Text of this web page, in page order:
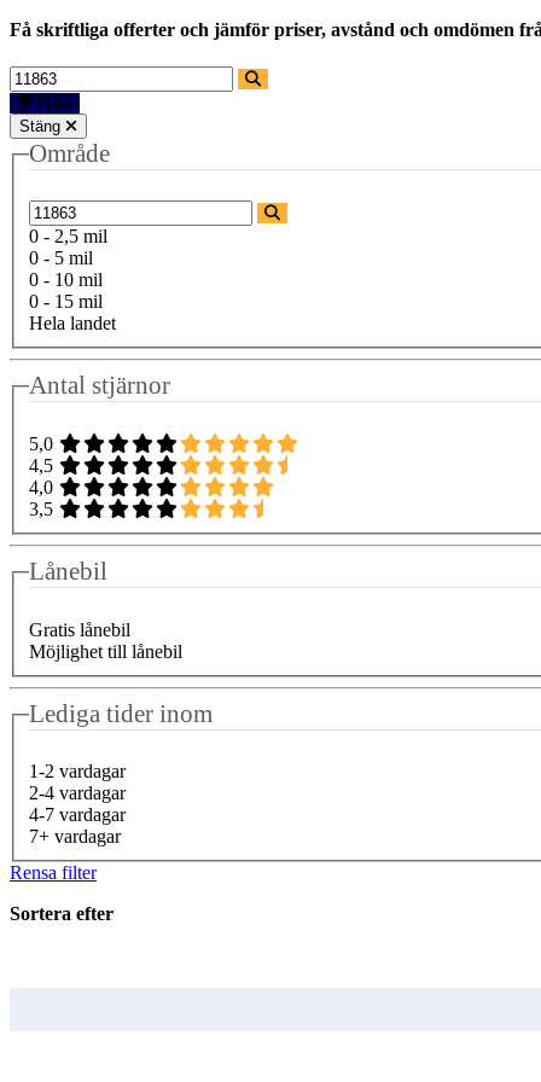
Få skriftliga offerter och jämför priser, avstånd och omdömen
Filter
Stäng
Område
0 - 2,5 mil
0 - 5 mil
0 - 10 mil
0 - 15 mil
Hela landet
Antal stjärnor
5,0
4,5
4,0
3,5
Lånebil
Gratis lånebil
Möjlighet till lånebil
Lediga tider inom
1-2 vardagar
2-4 vardagar
4-7 vardagar
7+ vardagar
Rensa filter
Sortera efter